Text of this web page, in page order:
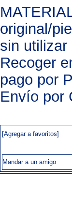
original/
sin utilizar
Recoger
pago por
Envío por
[Agregar a favoritos]
Mandar a un amigo